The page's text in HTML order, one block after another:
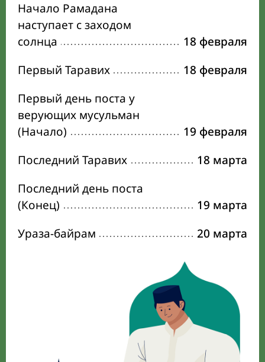
Начало Рамадана
наступает с заходом
солнца
18 февраля
Первый Таравих
18 февраля
Первый день поста у
верующих мусульман
(Начало)
19 февраля
Последний Таравих
18 марта
Последний день поста
(Конец)
19 марта
Ураза-байрам
20 марта